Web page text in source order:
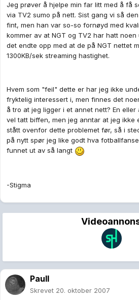
Jeg prøver å hjelpe min far litt med å få
via TV2 sumo på nett. Sist gang vi så
fint, men han var so-so fornøyd med
kommer av at NGT og TV2 har hatt
det endte opp med at de på NGT nettet
1300KB/sek streaming hastighet.
Hvem som "feil" dette er har jeg ikke
fryktelig interessert i, men finnes det
å tro at jeg ligger i et annet nett? En
vel tatt biffen, men jeg anntar at jeg ikke
stått ovenfor dette problemet før, så i
på nytt spør jeg like godt hva
funnet ut av så langt
-Stigma
Paull
Skrevet 20. oktober 2007